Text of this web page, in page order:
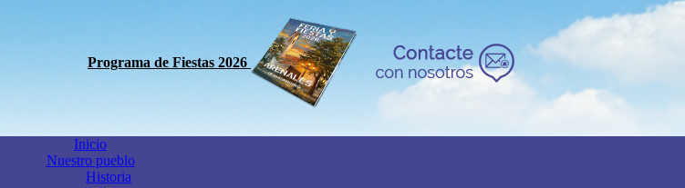
Programa de Fiestas 2026
Inicio
Nuestro pueblo
Historia